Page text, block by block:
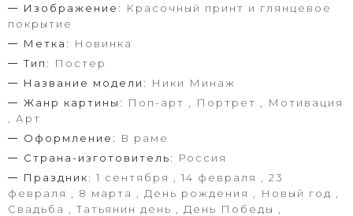
Изображение:
Красочный принт и глянцевое
покрытие
Метка:
Новинка
Тип:
Постер
Название модели:
Ники Минаж
Жанр картины:
Поп-арт , Портрет , Мотивация
, Арт
Оформление:
В раме
Страна-изготовитель:
Россия
Праздник: 1 сентября , 14 февраля , 23
февраля , 8 марта , День рождения , Новый год ,
Свадьба , Татьянин день , День Победы ,